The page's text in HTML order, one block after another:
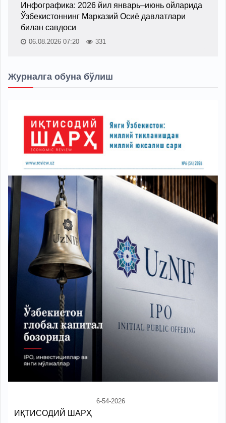
Инфографика: 2026 йил январь–июнь ойларида
Ўзбекистоннинг Марказий Осиё давлатлари
билан савдоси
06.08.2026 07:20 331
Журналга обуна бўлиш
6-54-2026
ИҚТИСОДИЙ ШАРҲ